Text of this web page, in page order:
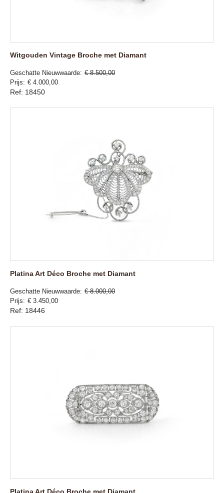
Witgouden Vintage Broche met Diamant
Geschatte Nieuwwaarde € 8.500,00
Prijs
€ 4.000,00
Ref: 18450
Platina Art Déco Broche met Diamant
Geschatte Nieuwwaarde € 8.000,00
Prijs
€ 3.450,00
Ref: 18446